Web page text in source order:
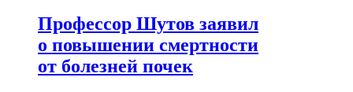
Профессор Шутов заявил
о повышении смертности
от болезней почек